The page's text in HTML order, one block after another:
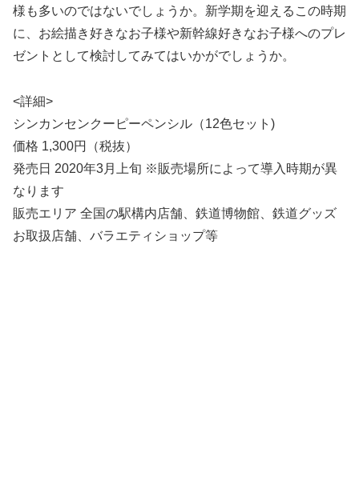
様も多いのではないでしょうか。新学期を迎えるこの時期
に、お絵描き好きなお子様や新幹線好きなお子様へのプレ
ゼントとして検討してみてはいかがでしょうか。
<詳細>
シンカンセンクーピーペンシル（12色セット)
価格 1,300円（税抜）
発売日 2020年3月上旬 ※販売場所によって導入時期が異
なります
販売エリア 全国の駅構内店舗、鉄道博物館、鉄道グッズ
お取扱店舗、バラエティショップ等